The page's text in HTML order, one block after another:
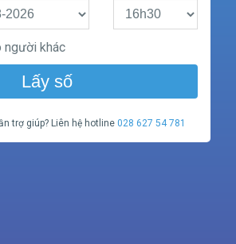
người khác
Lấy số
trợ giúp? Liên hệ hotline 028 627 54 781